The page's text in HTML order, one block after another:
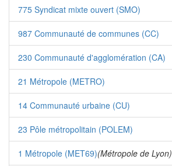
775 Syndicat mixte ouvert (SMO)
987 Communauté de communes (CC)
230 Communauté d'agglomération (CA)
21 Métropole (METRO)
14 Communauté urbaine (CU)
23 Pôle métropolitain (POLEM)
1 Métropole (MET69)(Métropole de Lyon)